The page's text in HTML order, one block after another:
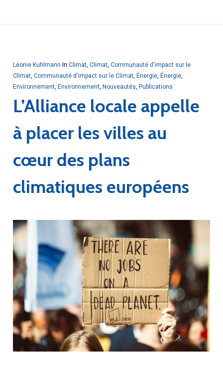
Leonie Kuhlmann In Climat, Climat, Communauté d'impact sur le
Climat, Communauté d'impact sur le Climat, Énergie, Énergie,
Environnement, Environnement, Nouveautés, Publications
L’Alliance locale appelle
à placer les villes au
cœur des plans
climatiques européens